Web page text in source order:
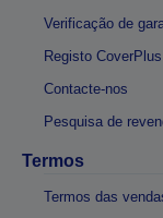
Verificação de
Registo CoverPlus
Contacte-nos
Pesquisa de
Termos
Termos das